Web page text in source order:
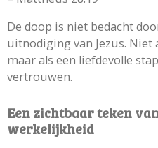
De doop is niet bedacht
uitnodiging van Jezus. Niet
maar als een liefdevolle
vertrouwen.
Een zichtbaar teken
werkelijkheid